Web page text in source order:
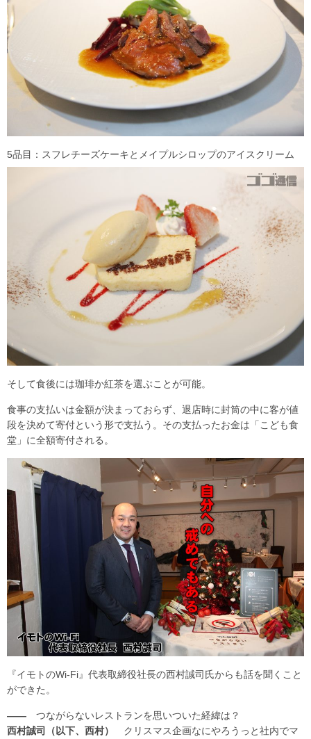
5品目：スフレチーズケーキとメイプルシロップのアイスクリーム
そして食後には珈琲か紅茶を選ぶことが可能。
食事の支払いは金額が決まっておらず、退店時に封筒の中に客が値
段を決めて寄付という形で支払う。その支払ったお金は「こども食
堂」に全額寄付される。
『イモトのWi-Fi』代表取締役社長の西村誠司氏からも話を聞くこと
ができた。
―― つながらないレストランを思いついた経緯は？
西村誠司（以下、西村）
クリスマス企画なにやろうっと社内でマ